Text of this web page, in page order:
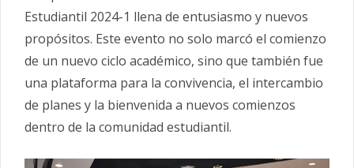
Estudiantil 2024-1 llena de entusiasmo y nuevos
propósitos. Este evento no solo marcó el comienzo
de un nuevo ciclo académico, sino que también fue
una plataforma para la convivencia, el intercambio
de planes y la bienvenida a nuevos comienzos
dentro de la comunidad estudiantil.